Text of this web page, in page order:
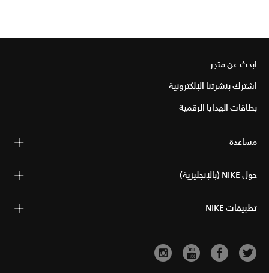
ابحث عن متجر
اشترك بنشرتنا الإلكترونية
بطاقات الهدايا الرقمية
مساعدة
حول NIKE (بالإنجليزية)
تطبيقات NIKE